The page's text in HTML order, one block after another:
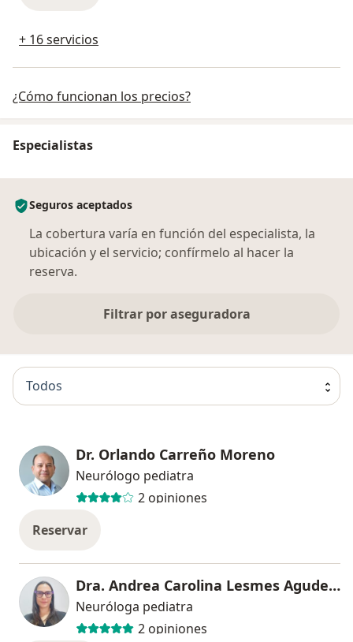
+ 16 servicios
¿Cómo funcionan los precios?
Especialistas
Seguros aceptados
La cobertura varía en función del especialista, la
ubicación y el servicio; confírmelo al hacer la
reserva.
Filtrar por aseguradora
Todos
Dr. Orlando Carreño Moreno
Neurólogo pediatra
2 opiniones
Reservar
Dra. Andrea Carolina Lesmes Agudelo
Neuróloga pediatra
2 opiniones